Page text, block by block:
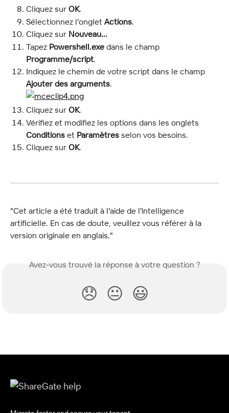
Cliquez sur OK.
Sélectionnez l'onglet Actions.
Cliquez sur Nouveau...
Tapez Powershell.exe dans le champ
Programme/script.
Indiquez le chemin de votre script dans le champ
Ajouter des arguments.
Cliquez sur OK.
Vérifiez et modifiez les options dans les onglets
Conditions et Paramètres selon vos besoins.
Cliquez sur OK.
"Cet article a été traduit à l'aide de l'intelligence
artificielle. En cas de doute, veuillez vous référer à la
version originale en anglais."
Avez-vous trouvé la réponse à votre question ?
😞 😐 😃